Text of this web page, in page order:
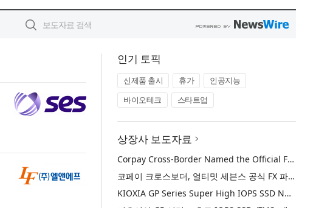
인기 토픽
신제품 출시 휴가
인공지능
바이오테크
스타트업
상장사 보도자료
Corpay Cross-Border Named the Official FX Partner of Ultimate Sevens
코페이 크로스보더, 얼티밋 세븐스 공식 FX 파트너로 선정
KIOXIA GP Series Super High IOPS SSD Named ‘Best of Show’ at FMS: the Future of Memory and Storage 2026